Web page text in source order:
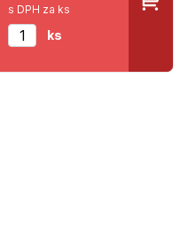
s DPH za ks
ks